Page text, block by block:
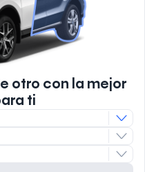
otro con la mejor
ti